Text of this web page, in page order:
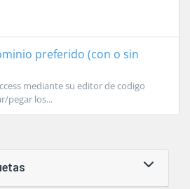
preferido (con o sin
mediante su editor de codigo
pegar los...